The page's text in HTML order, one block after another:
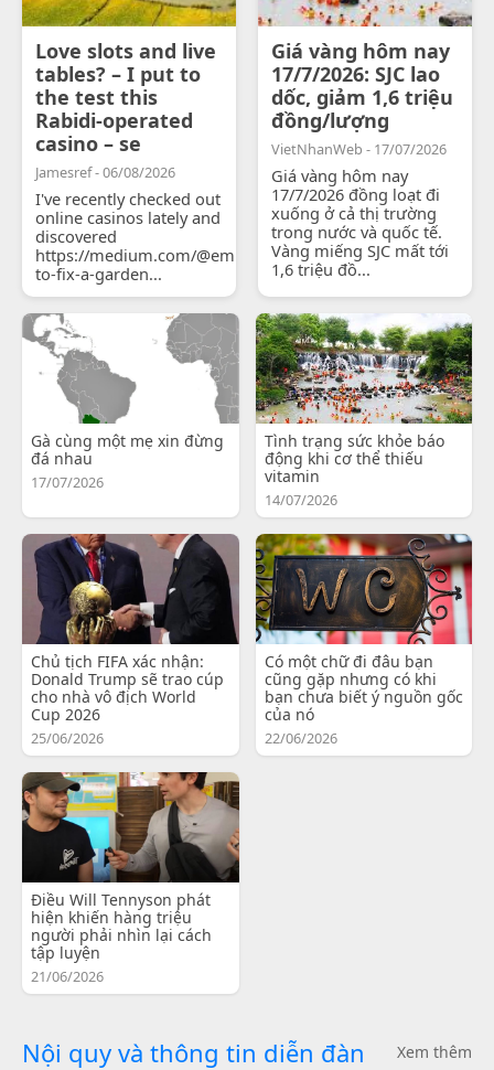
Love slots and live
tables? – I put to
the test this
Rabidi-operated
casino – se
Jamesref - 06/08/2026
I've recently checked out
online casinos lately and
discovered
https://medium.com/@emilyjohnsonready/how-
to-fix-a-garden...
Giá vàng hôm nay
17/7/2026: SJC lao
dốc, giảm 1,6 triệu
đồng/lượng
VietNhanWeb - 17/07/2026
Giá vàng hôm nay
17/7/2026 đồng loạt đi
xuống ở cả thị trường
trong nước và quốc tế.
Vàng miếng SJC mất tới
1,6 triệu đồ...
Gà cùng một mẹ xin đừng
đá nhau
17/07/2026
Tình trạng sức khỏe báo
động khi cơ thể thiếu
vitamin
14/07/2026
Chủ tịch FIFA xác nhận:
Donald Trump sẽ trao cúp
cho nhà vô địch World
Cup 2026
25/06/2026
Có một chữ đi đâu bạn
cũng gặp nhưng có khi
bạn chưa biết ý nguồn gốc
của nó
22/06/2026
Điều Will Tennyson phát
hiện khiến hàng triệu
người phải nhìn lại cách
tập luyện
21/06/2026
Nội quy và thông tin diễn đàn Xem thêm